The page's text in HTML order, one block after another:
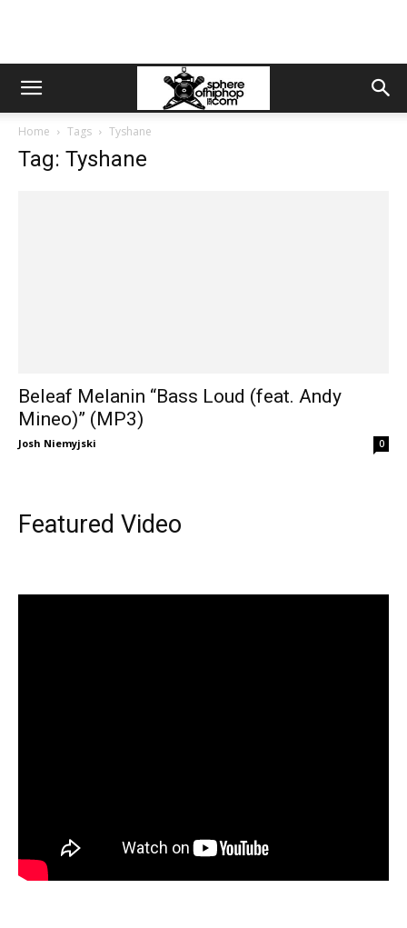
Home Tags Tyshane
Tag: Tyshane
Beleaf Melanin “Bass Loud (feat. Andy
Mineo)” (MP3)
Josh Niemyjski 0
Featured Video